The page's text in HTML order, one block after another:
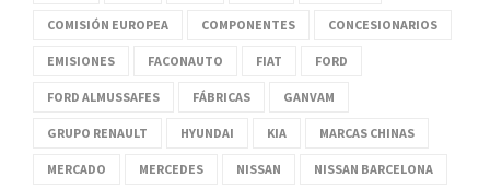
COMISIÓN EUROPEA COMPONENTES CONCESIONARIOS
EMISIONES FACONAUTO FIAT FORD
FORD ALMUSSAFES FÁBRICAS GANVAM
GRUPO RENAULT HYUNDAI KIA MARCAS CHINAS
MERCADO MERCEDES NISSAN NISSAN BARCELONA